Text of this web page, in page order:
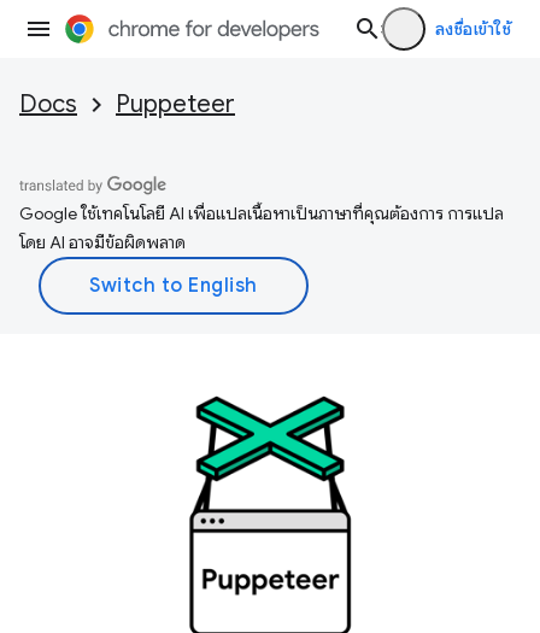
ลงชื่อเข้าใช้
Docs Puppeteer
Google ใช้เทคโนโลยี AI เพื่อแปลเนื้อหาเป็นภาษาที่คุณต้องการ การแปล
โดย AI อาจมีข้อผิดพลาด